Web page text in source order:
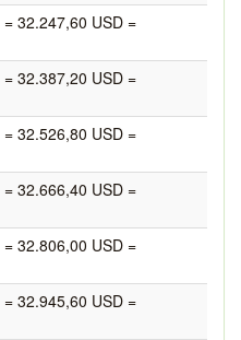
= 32.247,60 USD =
= 32.387,20 USD =
= 32.526,80 USD =
= 32.666,40 USD =
= 32.806,00 USD =
= 32.945,60 USD =